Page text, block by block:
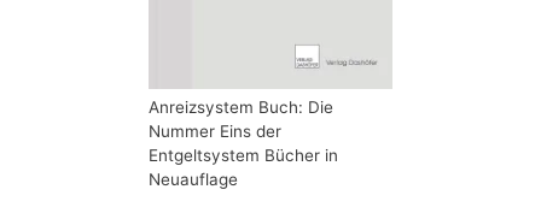
Anreizsystem Buch: Die
Nummer Eins der
Entgeltsystem Bücher in
Neuauflage